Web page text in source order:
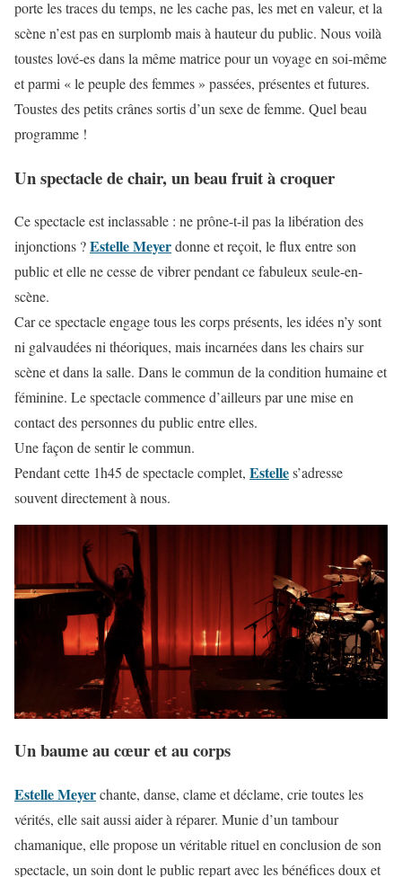
porte les traces du temps, ne les cache pas, les met en valeur, et la
scène n’est pas en surplomb mais à hauteur du public. Nous voilà
toustes lové-es dans la même matrice pour un voyage en soi-même
et parmi « le peuple des femmes » passées, présentes et futures.
Toustes des petits crânes sortis d’un sexe de femme. Quel beau
programme !
Un spectacle de chair, un beau fruit à croquer
Ce spectacle est inclassable : ne prône-t-il pas la libération des
injonctions ?Estelle Meyerdonne et reçoit, le flux entre son
public et elle ne cesse de vibrer pendant ce fabuleux seule-en-
scène.
Car ce spectacle engage tous les corps présents, les idées n’y sont
ni galvaudées ni théoriques, mais incarnées dans les chairs sur
scène et dans la salle. Dans le commun de la condition humaine et
féminine. Le spectacle commence d’ailleurs par une mise en
contact des personnes du public entre elles.
Une façon de sentir le commun.
Pendant cette 1h45 de spectacle complet, Estelles’adresse
souvent directement à nous.
Un baume au cœur et au corps
Estelle Meyerchante, danse, clame et déclame, crie toutes les
vérités, elle sait aussi aider à réparer. Munie d’un tambour
chamanique, elle propose un véritable rituel en conclusion de son
spectacle, un soin dont le public repart avec les bénéfices doux et